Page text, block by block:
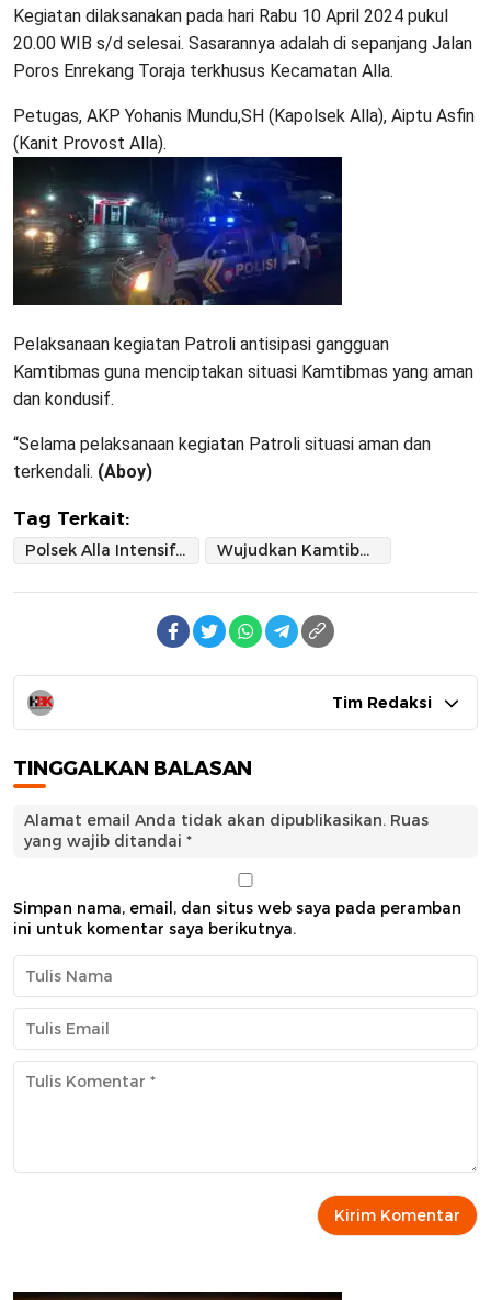
Kegiatan dilaksanakan pada hari Rabu 10 April 2024 pukul
20.00 WIB s/d selesai. Sasarannya adalah di sepanjang Jalan
Poros Enrekang Toraja terkhusus Kecamatan Alla.
Petugas, AKP Yohanis Mundu,SH (Kapolsek Alla), Aiptu Asfin
(Kanit Provost Alla).
Pelaksanaan kegiatan Patroli antisipasi gangguan
Kamtibmas guna menciptakan situasi Kamtibmas yang aman
dan kondusif.
“Selama pelaksanaan kegiatan Patroli situasi aman dan
terkendali. (Aboy)
Tag Terkait:
Polsek Alla IntensifkanPatroli Malam Wujudkan Kamtibmas Kondusif Pasca Lebaran
Tim Redaksi
TINGGALKAN BALASAN
Alamat email Anda tidak akan dipublikasikan. Ruas
yang wajib ditandai *
Simpan nama, email, dan situs web saya pada peramban
ini untuk komentar saya berikutnya.